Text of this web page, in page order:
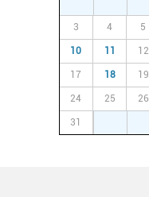
3 4 5
10 11 12
17 18 19
24 25 26
31